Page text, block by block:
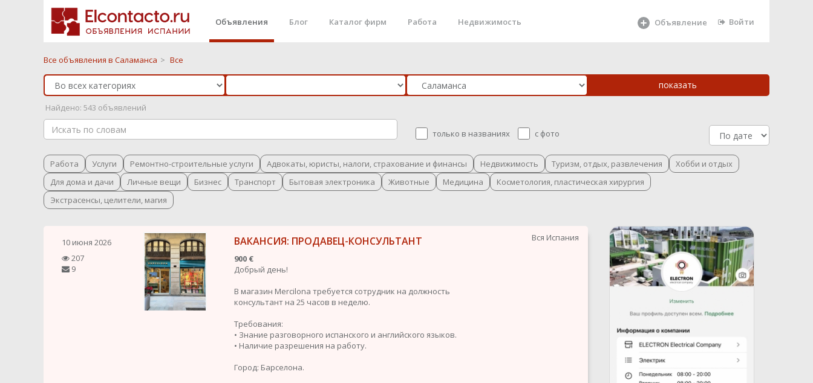
Объявления Блог Каталог фирм Работа Недвижимость Объявление Войти
Все объявления в Саламанса > Все
Найдено: 543 объявлений
только в названиях с фото
Работа Услуги Ремонтно-строительные услуги Адвокаты, юристы, налоги, страхование и финансы Недвижимость Туризм, отдых, развлечения
Хобби и отдых
Для дома и дачи
Личные вещи Бизнес Транспорт Бытовая электроника Животные Медицина
Косметология, пластическая хирургия
Экстрасенсы, целители, магия
10 июня 2026
207
9
ВАКАНСИЯ: ПРОДАВЕЦ-КОНСУЛЬТАНТ
900 €
Добрый день!
В магазин Mercilona требуется сотрудник на должность
консультант на 25 часов в неделю.
Требования:
• Знание разговорного испанского и английского языков.
• Наличие разрешения на работу.
Город: Барселона.
Вся Испания